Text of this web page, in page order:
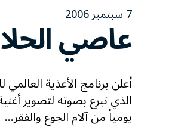
7 سبتمبر 2006
عاصي
أعلن برنامج الأغذية
الذي تبرع بصوته لتصوير
يومياً من آلام الجوع والفقر...